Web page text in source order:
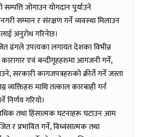
जोगाउन योगदान पुर्याउने
सम्मान र संरक्षण गर्ने व्यवस्था मिलाउन
अनुरोध गरिनेछ।
ढंगले उपत्यका लगायत देशका विभीन्न
एवं बन्दीगृहहरुमा आगजनी गर्ने,
सरकारी कागजपत्रहरुको क्रीर्ते गर्ने जस्ता
व्यक्तिहरु माथि तत्काल कारबाही गर्न
निर्णय गरियो।
तथा हिंसात्मक घटनाहरू घटाउन आम
र प्रभावित गर्ने, विध्वंसात्मक तथा